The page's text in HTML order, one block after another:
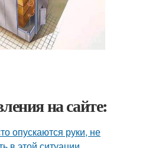
на сайте:
опускаются руки, не